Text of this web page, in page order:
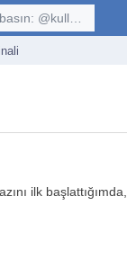
$sembol, ...
ilk